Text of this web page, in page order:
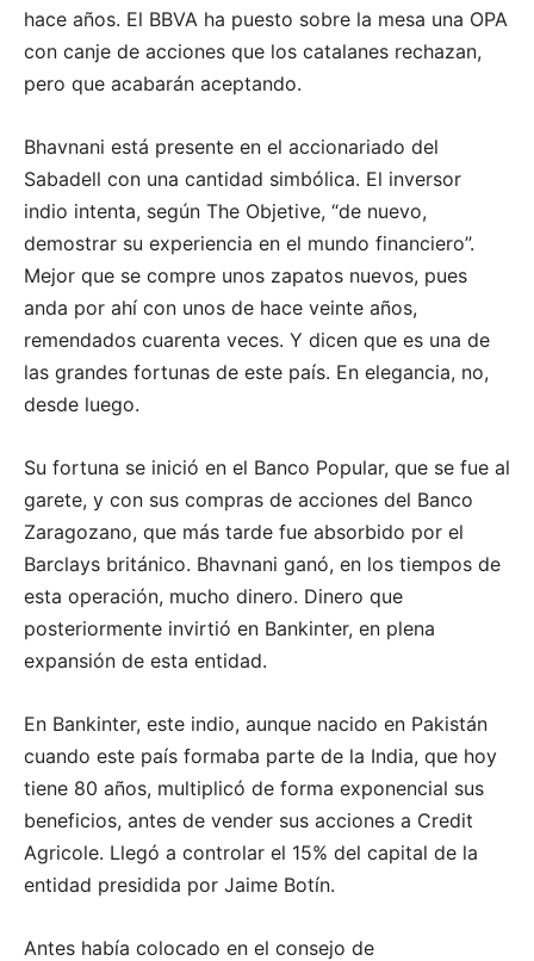
hace años. El BBVA ha puesto sobre la mesa una OPA
con canje de acciones que los catalanes rechazan,
pero que acabarán aceptando.
Bhavnani está presente en el accionariado del
Sabadell con una cantidad simbólica. El inversor
indio intenta, según The Objetive, “de nuevo,
demostrar su experiencia en el mundo financiero”.
Mejor que se compre unos zapatos nuevos, pues
anda por ahí con unos de hace veinte años,
remendados cuarenta veces. Y dicen que es una de
las grandes fortunas de este país. En elegancia, no,
desde luego.
Su fortuna se inició en el Banco Popular, que se fue al
garete, y con sus compras de acciones del Banco
Zaragozano, que más tarde fue absorbido por el
Barclays británico. Bhavnani ganó, en los tiempos de
esta operación, mucho dinero. Dinero que
posteriormente invirtió en Bankinter, en plena
expansión de esta entidad.
En Bankinter, este indio, aunque nacido en Pakistán
cuando este país formaba parte de la India, que hoy
tiene 80 años, multiplicó de forma exponencial sus
beneficios, antes de vender sus acciones a Credit
Agricole. Llegó a controlar el 15% del capital de la
entidad presidida por Jaime Botín.
Antes había colocado en el consejo de